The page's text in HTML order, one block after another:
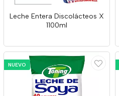
Leche Entera Discolácteos X
1100ml
NUEVO